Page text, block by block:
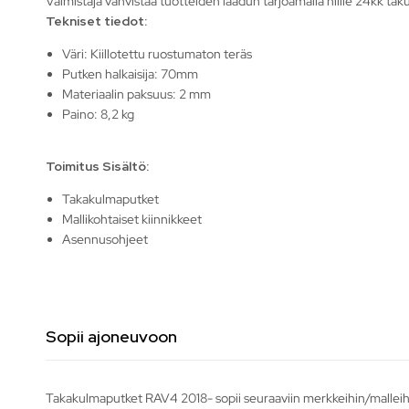
Tekniset tiedot:
Väri: Kiillotettu ruostumaton teräs
Putken halkaisija: 70mm
Materiaalin paksuus: 2 mm
Paino: 8,2 kg
Toimitus Sisältö:
Takakulmaputket
Mallikohtaiset kiinnikkeet
Asennusohjeet
Sopii ajoneuvoon
Takakulmaputket RAV4 2018- sopii seuraaviin merkkeihin/